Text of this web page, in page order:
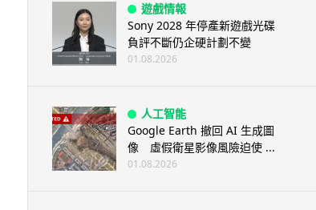
遊戲情報
Sony 2028 年停產新遊戲光碟
負評不斷仍企硬計劃不變
01.08.2026
人工智能
Google Earth 撤回 AI 生成圖
像 虛假衛星影像風險迫使 ...
01.08.2026